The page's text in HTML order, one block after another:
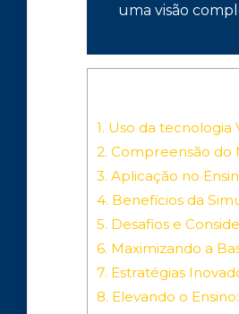
uma visão
1. Uso da tecnologia
2. Compreensão do
3. Aplicação no
4. Benefícios da
5. Desafios e
6. Maximizando a
7. Estratégias
8. Elevando o